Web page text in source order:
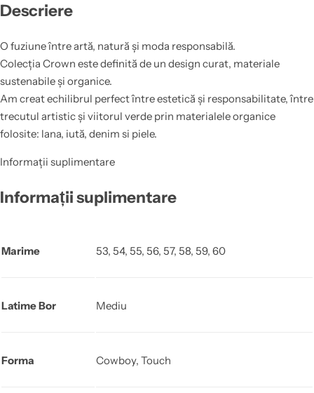
Descriere
O fuziune între artă, natură și moda responsabilă.
Colecția Crown este definită de un design curat, materiale
sustenabile și organice.
Am creat echilibrul perfect între estetică și responsabilitate, între
trecutul artistic și viitorul verde prin materialele organice
folosite: lana, iută, denim si piele.
Informații suplimentare
Informații suplimentare
Marime 53, 54, 55, 56, 57, 58, 59, 60
Latime Bor Mediu
Forma Cowboy, Touch